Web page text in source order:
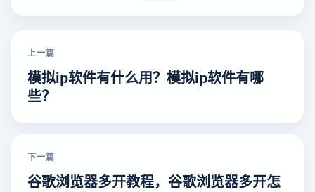
上一篇
模拟ip软件有什么用？模拟ip软件有哪
些？
下一篇
谷歌浏览器多开教程，谷歌浏览器多开怎